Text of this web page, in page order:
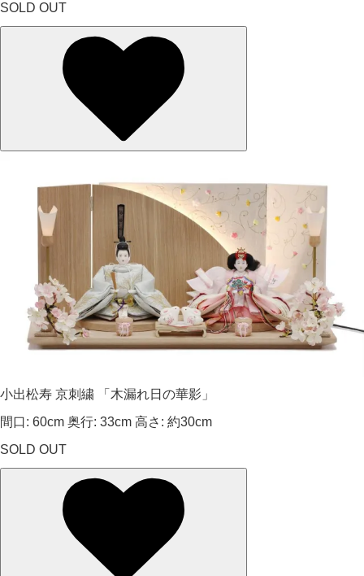
SOLD OUT
小出松寿 京刺繍 「木漏れ日の華影」
間口: 60cm 奥行: 33cm 高さ: 約30cm
SOLD OUT